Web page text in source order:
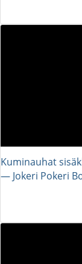
Kuminauhat
― Jokeri Pokeri